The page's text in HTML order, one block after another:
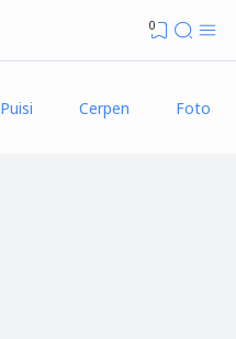
0
Puisi Cerpen Foto